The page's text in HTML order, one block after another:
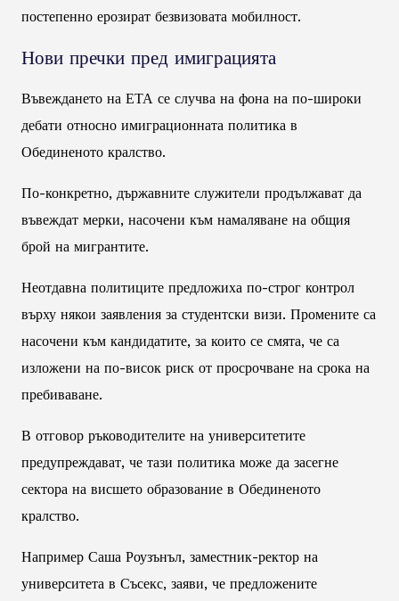
постепенно ерозират безвизовата мобилност.
Нови пречки пред имиграцията
Въвеждането на ЕТА се случва на фона на по-широки
дебати относно имиграционната политика в
Обединеното кралство.
По-конкретно, държавните служители продължават да
въвеждат мерки, насочени към намаляване на общия
брой на мигрантите.
Неотдавна политиците предложиха по-строг контрол
върху някои заявления за студентски визи. Промените са
насочени към кандидатите, за които се смята, че са
изложени на по-висок риск от просрочване на срока на
пребиваване.
В отговор ръководителите на университетите
предупреждават, че тази политика може да засегне
сектора на висшето образование в Обединеното
кралство.
Например Саша Роузънъл, заместник-ректор на
университета в Съсекс, заяви, че предложените